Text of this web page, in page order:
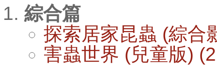
綜合篇
探索居家昆蟲 (綜合
害蟲世界 (兒童版)